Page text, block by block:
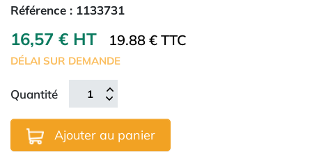
Référence : 1133731
16,57 € HT 19.88 € TTC
DÉLAI SUR DEMANDE
Quantité
Ajouter au panier